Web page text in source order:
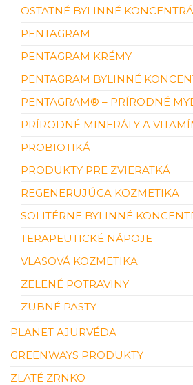
OSTATNÉ BYLINNÉ
PENTAGRAM
PENTAGRAM KRÉMY
PENTAGRAM BYLINNÉ
PENTAGRAM® – PRÍRODNÉ
PRÍRODNÉ MINERÁLY A
PROBIOTIKÁ
PRODUKTY PRE ZVIERATKÁ
REGENERUJÚCA KOZMETIKA
SOLITÉRNE BYLINNÉ
TERAPEUTICKÉ NÁPOJE
VLASOVÁ KOZMETIKA
ZELENÉ POTRAVINY
ZUBNÉ PASTY
PLANET AJURVÉDA
GREENWAYS PRODUKTY
ZLATÉ ZRNKO